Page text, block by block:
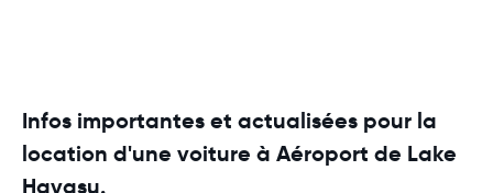
Infos importantes et actualisées pour la
location d'une voiture à Aéroport de Lake
Havasu.